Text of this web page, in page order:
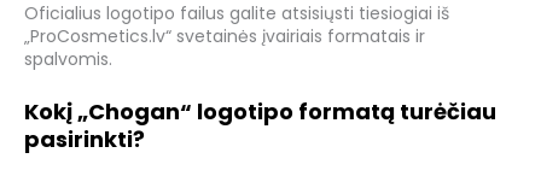
Oficialius logotipo failus galite atsisiųsti tiesiogiai iš
„ProCosmetics.lv“ svetainės įvairiais formatais ir
spalvomis.
Kokį „Chogan“ logotipo formatą turėčiau
pasirinkti?